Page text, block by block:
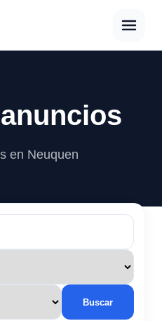
en Neuquen
Buscar